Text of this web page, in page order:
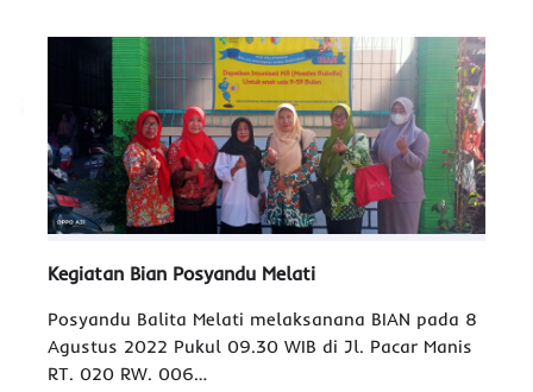
Kegiatan Bian Posyandu Melati
Posyandu Balita Melati melaksanana BIAN pada 8
Agustus 2022 Pukul 09.30 WIB di Jl. Pacar Manis
RT. 020 RW. 006…